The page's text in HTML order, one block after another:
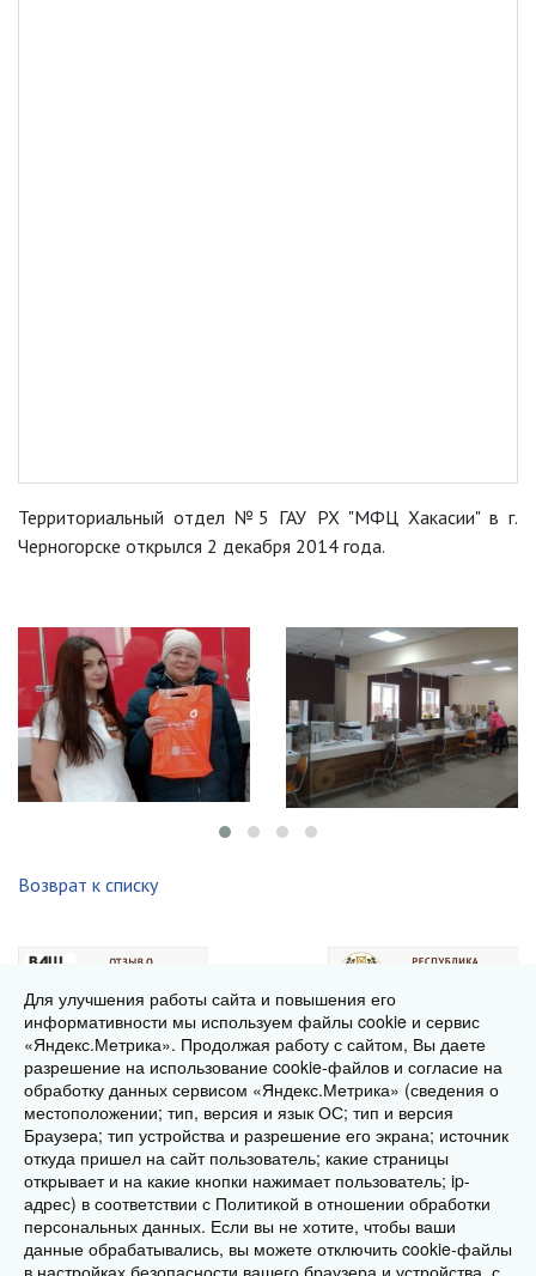
Территориальный отдел №5 ГАУ РХ "МФЦ Хакасии" в г.
Черногорске открылся 2 декабря 2014 года.
Возврат к списку
2014-2026 © Многофункциональный центр
предоставления
государственных и муниципальных услуг Республики
Хакасия
Для улучшения работы сайта и повышения его
информативности мы используем файлы cookie и сервис
«Яндекс.Метрика». Продолжая работу с сайтом, Вы даете
разрешение на использование cookie-файлов и согласие на
обработку данных сервисом «Яндекс.Метрика» (сведения о
местоположении; тип, версия и язык ОС; тип и версия
Браузера; тип устройства и разрешение его экрана; источник
откуда пришел на сайт пользователь; какие страницы
открывает и на какие кнопки нажимает пользователь; ip-
адрес) в соответствии с Политикой в отношении обработки
персональных данных. Если вы не хотите, чтобы ваши
данные обрабатывались, вы можете отключить cookie-файлы
в настройках безопасности вашего браузера и устройства, с